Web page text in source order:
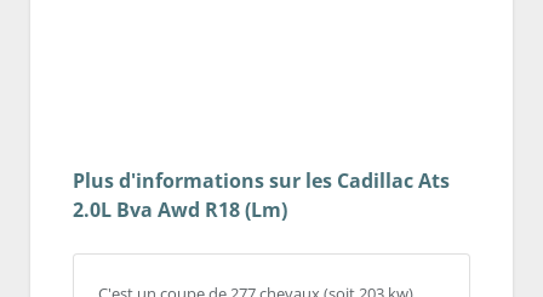
Plus d'informations sur les Cadillac Ats
2.0L Bva Awd R18 (Lm)